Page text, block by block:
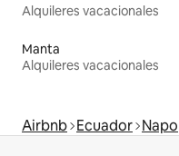
Alquileres vacacionales
Manta
Alquileres vacacionales
Airbnb Ecuador Napo